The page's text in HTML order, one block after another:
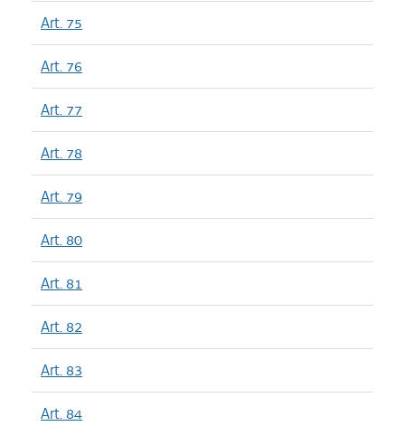
Art. 75
Art. 76
Art. 77
Art. 78
Art. 79
Art. 80
Art. 81
Art. 82
Art. 83
Art. 84